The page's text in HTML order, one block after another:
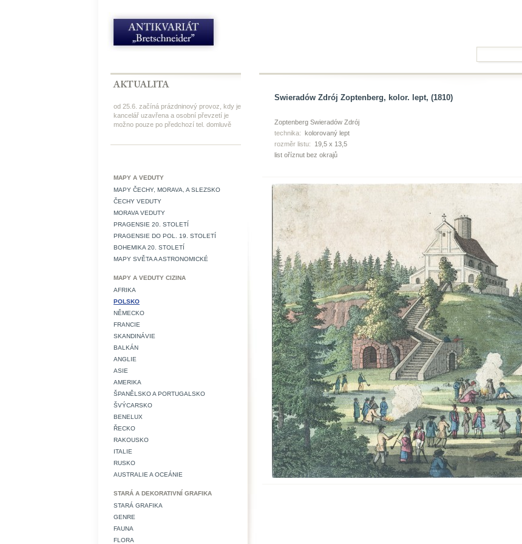
od 25.6. začíná prázdninový provoz, kdy je
kancelář uzavřena a osobní převzetí je
možno pouze po předchozí tel. domluvě
MAPY A VEDUTY
MAPY ČECHY, MORAVA, A SLEZSKO
ČECHY VEDUTY
MORAVA VEDUTY
PRAGENSIE 20. STOLETÍ
PRAGENSIE DO POL. 19. STOLETÍ
BOHEMIKA 20. STOLETÍ
MAPY SVĚTA A ASTRONOMICKÉ
MAPY A VEDUTY CIZINA
AFRIKA
POLSKO
NĚMECKO
FRANCIE
SKANDINÁVIE
BALKÁN
ANGLIE
ASIE
AMERIKA
ŠPANĚLSKO A PORTUGALSKO
ŠVÝCARSKO
BENELUX
ŘECKO
RAKOUSKO
ITALIE
RUSKO
AUSTRALIE A OCEÁNIE
STARÁ A DEKORATIVNÍ GRAFIKA
STARÁ GRAFIKA
GENRE
FAUNA
FLORA
Swieradów Zdrój Zoptenberg, kolor. lept, (1810)
Zoptenberg Swieradów Zdrój
technika: kolorovaný lept
rozměr listu:
19,5 x 13,5
list oříznut bez okrajů